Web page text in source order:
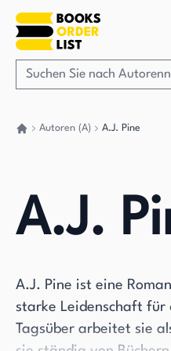
Autoren (A) A.J. Pine
A.J.
A.J. Pine ist eine
starke Leidenschaft für
Tagsüber arbeitet sie